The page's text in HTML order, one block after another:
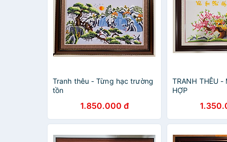
Tranh thêu - Từng hạc trường
tồn
1.850.000 đ
TRANH THÊU -
HỢP